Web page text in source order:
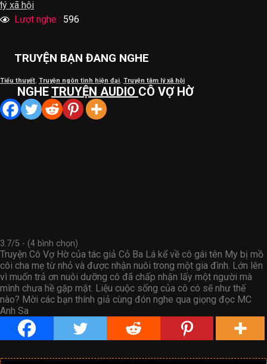
lý xã hội
Lượt nghe : 596
TRUYỆN BẠN ĐANG NGHE
Tiểu thuyết, Truyện ngôn tình hiện đại, Truyện tâm lý xã hội
NGHETRUYỆN AUDIO CÔ VỢ HỜ
3.7/5 - (4 bình chọn)
Truyện Cô Vợ Hờ của tác giả Cỏ Ba Lá kể về cô gái tên My bị mồ
côi cha mẹ từ nhỏ và được nhận nuôi trong một gia đình. Lớn lên
vì muốn trả ơn nuôi dưỡng cô đã chấp nhận lấy một người mà
mình chưa hề gặp mặt. Liệu cuộc sống của cô có sẽ như thế
nào? Mời các bạn thính giả cùng đón nghe qua giọng đọc MC
Anh Sa